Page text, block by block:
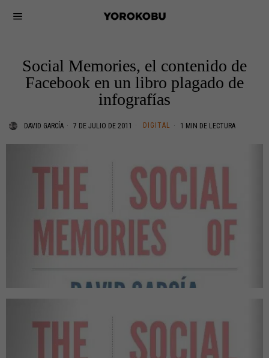
Social Memories, el contenido de
Facebook en un libro plagado de
infografías
DAVID GARCÍA 7 DE JULIO DE 2011 DIGITAL 1 MIN DE LECTURA